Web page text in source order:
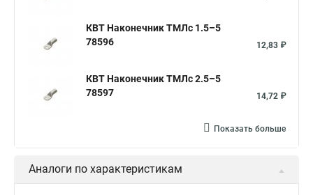
КВТ Наконечник ТМЛс 1.5–5
78596
12,83 ₽
КВТ Наконечник ТМЛс 2.5–5
78597
14,72 ₽
Показать больше
Аналоги по характеристикам